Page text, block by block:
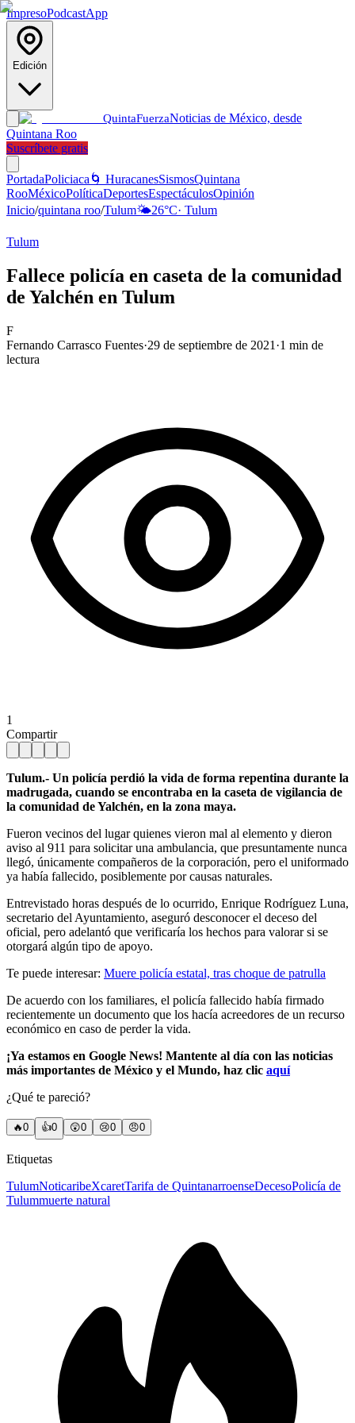
ImpresoPodcastApp
Edición
QuintaFuerzaNoticias de México, desde
Quintana Roo
Suscríbete gratis
PortadaPoliciaca 🌀 HuracanesSismosQuintana
RooMéxicoPolíticaDeportesEspectáculosOpinión
Inicio/quintana roo/Tulum🌤️26°C· Tulum
Tulum
Fallece policía en caseta de la comunidad
de Yalchén en Tulum
F
Fernando Carrasco Fuentes·29 de septiembre de 2021 ·1 min de
lectura
1
Compartir
Tulum.- Un policía perdió la vida de forma repentina durante la
madrugada, cuando se encontraba en la caseta de vigilancia de
la comunidad de Yalchén, en la zona maya.
Fueron vecinos del lugar quienes vieron mal al elemento y dieron
aviso al 911 para solicitar una ambulancia, que presuntamente nunca
llegó, únicamente compañeros de la corporación, pero el uniformado
ya había fallecido, posiblemente por causas naturales.
Entrevistado horas después de lo ocurrido, Enrique Rodríguez Luna,
secretario del Ayuntamiento, aseguró desconocer el deceso del
oficial, pero adelantó que verificaría los hechos para valorar si se
otorgará algún tipo de apoyo.
Te puede interesar: Muere policía estatal, tras choque de patrulla
De acuerdo con los familiares, el policía fallecido había firmado
recientemente un documento que los hacía acreedores de un recurso
económico en caso de perder la vida.
¡Ya estamos en Google News! Mantente al día con las noticias
más importantes de México y el Mundo, haz clic aquí
¿Qué te pareció?
🔥0 👍0 😲0 😢0 😠0
Etiquetas
TulumNoticaribeXcaretTarifa de QuintanarroenseDecesoPolicía de
Tulummuerte natural